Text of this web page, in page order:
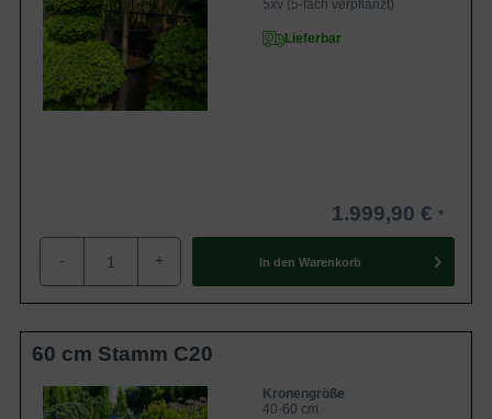
5xv (5-fach verpflanzt)
Lieferbar
1.999,90 €
- + In den Warenkorb
60 cm Stamm C20
Kronengröße
40-60 cm